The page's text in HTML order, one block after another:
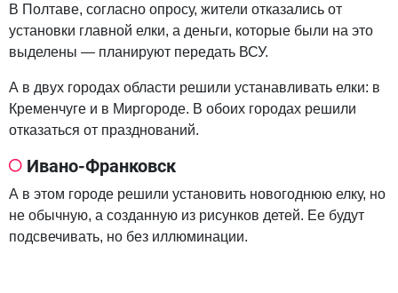
В Полтаве, согласно опросу, жители отказались от
установки главной елки, а деньги, которые были на это
выделены — планируют передать ВСУ.
А в двух городах области решили устанавливать елки: в
Кременчуге и в Миргороде. В обоих городах решили
отказаться от празднований.
Ивано-Франковск
А в этом городе решили установить новогоднюю елку, но
не обычную, а созданную из рисунков детей. Ее будут
подсвечивать, но без иллюминации.